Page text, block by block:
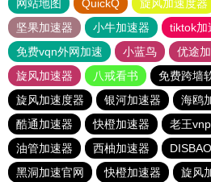
网站地图 QuickQ 旋风加速度器
坚果加速器
小牛加速器 tiktok加
免费vqn外网加速
小蓝鸟 优途
旋风加速器
八戒看书 免费跨墙
旋风加速度器
银河加速器 海鸥
酷通加速器
快橙加速器 老王vnp
油管加速器
西柚加速器
黑洞加速官网
快橙加速器 旋风